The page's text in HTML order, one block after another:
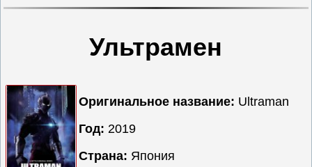
Драмы
Мелодрамы
Мультфильмы
Мюзиклы
Приключения
Ультрамен
Оригинальное название: Ultraman
Год: 2019
Страна: Япония